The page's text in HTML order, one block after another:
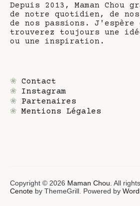
Depuis 2013, Maman
de notre quotidien, de
de nos passions. J'espère
trouverez toujours une
ou une inspiration.
❀ Contact
❀ Instagram
❀ Partenaires
❀ Mentions Légales
Copyright © 2026 Maman Chou . All
Cenote by ThemeGrill. Powered by